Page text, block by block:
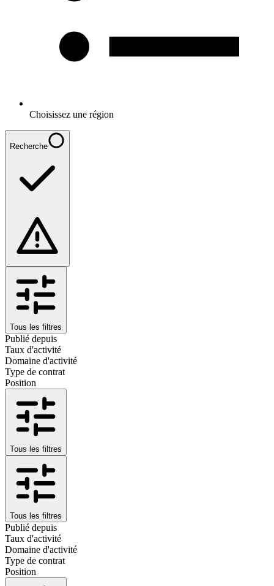
Choisissez une région
Recherche
Tous les filtres
Publié depuis
Taux d'activité
Domaine d'activité
Type de contrat
Position
Tous les filtres
Tous les filtres
Publié depuis
Taux d'activité
Domaine d'activité
Type de contrat
Position